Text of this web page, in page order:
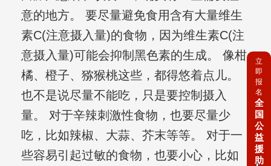
意的地方。 要尽量避免食用含有大量维生
素C(注意摄入量)的食物，因为维生素C(注
意摄入量)可能会抑制黑色素的生成。 像柑
橘、橙子、猕猴桃这些，都得悠着点儿。
也不是说尽量不能吃，只是要控制摄入
量。 对于辛辣刺激性食物，也要尽量少
吃，比如辣椒、大蒜、芥末等等。 对于一
些容易引起过敏的食物，也要小心，比如
立
即
报
名
全
国
公
益
援
助